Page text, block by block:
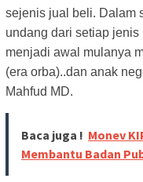
sejenis jual beli. Dalam
undang dari setiap
menjadi awal mulanya
(era orba)..dan anak
Mahfud MD.
Baca juga ! Monev
Membantu Badan